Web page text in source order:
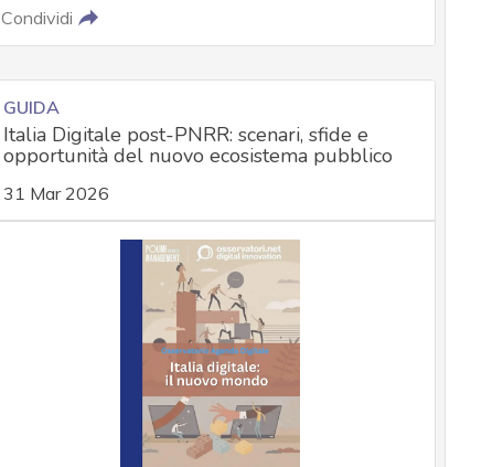
Condividi
GUIDA
Italia Digitale post-PNRR: scenari, sfide e
opportunità del nuovo ecosistema pubblico
31 Mar 2026